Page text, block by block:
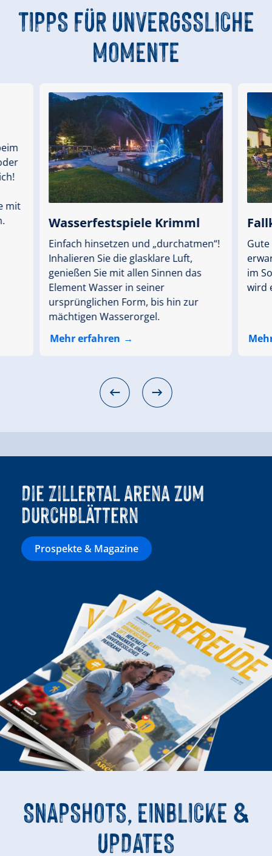
TIPPS FÜR UNVERGSSLICHE
MOMENTE
mit
Wasserfestspiele Krimml
Einfach hinsetzen und „durchatmen“!
Inhalieren Sie die glasklare Luft,
genießen Sie mit allen Sinnen das
Element Wasser in seiner
ursprünglichen Form, bis hin zur
mächtigen Wasserorgel.
Mehr erfahren
im
wird
Die Zillertal Arena zum
durchblättern
Prospekte & Magazine
SNAPSHOTS, EINBLICKE &
UPDATES